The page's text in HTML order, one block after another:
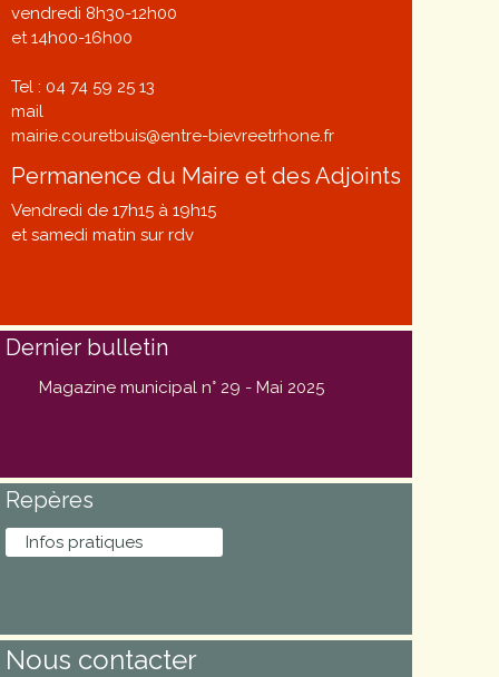
vendredi 8h30-12h00
et 14h00-16h00
Tel : 04 74 59 25 13
mail
mairie.couretbuis@entre-bievreetrhone.fr
Permanence du Maire et des Adjoints
Vendredi de 17h15 à 19h15
et samedi matin sur rdv
Dernier bulletin
Magazine municipal n° 29 - Mai 2025
Repères
Infos pratiques
Nous contacter